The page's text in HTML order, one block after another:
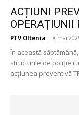
ACȚIUNI
OPERAȚIUNII
PTV Oltenia - 8 mai
În această
structurile de poliție
acțiunea preventivă